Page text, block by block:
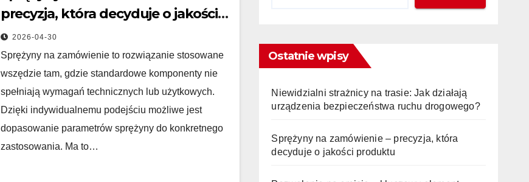
precyzja, która decyduje o jakości
produktu
2026-04-30
Sprężyny na zamówienie to rozwiązanie stosowane
wszędzie tam, gdzie standardowe komponenty nie
spełniają wymagań technicznych lub użytkowych.
Dzięki indywidualnemu podejściu możliwe jest
dopasowanie parametrów sprężyny do konkretnego
zastosowania. Ma to…
Ostatnie wpisy
Niewidzialni strażnicy na trasie: Jak działają
urządzenia bezpieczeństwa ruchu drogowego?
Sprężyny na zamówienie – precyzja, która
decyduje o jakości produktu